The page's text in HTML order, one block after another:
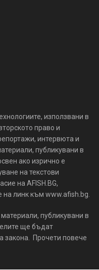
използвани в
право и
интервюта и
публикувани в
ако изрично е
на текстови
на AFISH.BG,
линк към www.afish.bg.
публикувани в
ще бъдат
закона. Прочети повече